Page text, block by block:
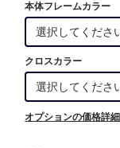
本体フレームカラー
クロスカラー
オプションの価格詳細